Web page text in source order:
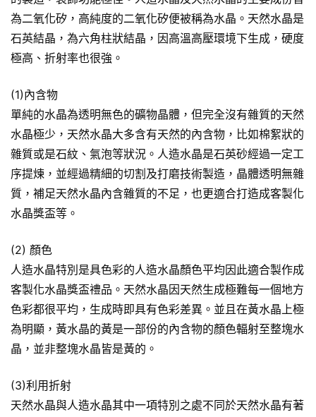
為二氧化矽，高純度的二氧化矽便被稱為水晶。天然水晶是
石英結晶，為六角柱狀結晶，因高溫高壓環境下生成，硬度
極高、折射率也很強。
(1)內含物
單純的水晶為透明無色的礦物晶體，但完全沒有雜質的天然
水晶極少，天然水晶大多含有天然的內含物，比如棉絮狀的
雜質或是石紋、氣泡等狀況。人造水晶是石英砂經過一定工
序提煉，並經過精細的切割及打磨技術製造，晶體透明無雜
質，補足天然水晶內含雜質的不足，也更適合打造成客製化
水晶獎盃等。
(2) 顏色
人造水晶特別是具色彩的人造水晶顏色平均因此適合製作成
客製化水晶獎盃禮品。天然水晶因天然生成極難每一個地方
色彩都很平均，生成時即具有色彩差異。並且在黃水晶上極
為明顯，黃水晶的黃是一部份的內含物的顏色輻射至整塊水
晶，並非整塊水晶皆是黃的。
(3)利用折射
天然水晶與人造水晶其中一項特別之處不同於天然水晶有著